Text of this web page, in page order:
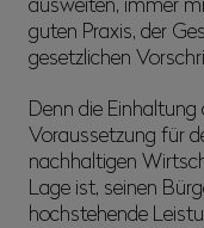
guten Praxis, der
gesetzlichen
Denn die
Voraussetzung für
nachhaltigen
Lage ist, seinen
hochstehende